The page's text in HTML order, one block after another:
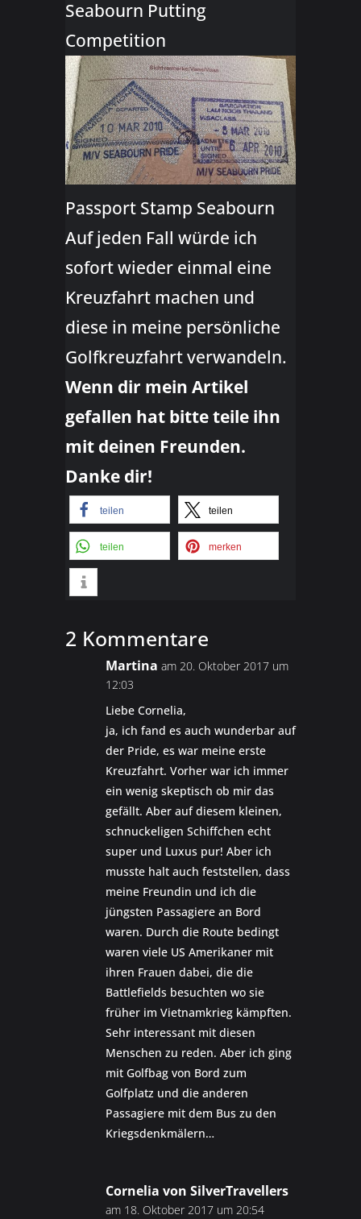
Seabourn Putting
Competition
Passport Stamp Seabourn
Auf jeden Fall würde ich
sofort wieder einmal eine
Kreuzfahrt machen und
diese in meine persönliche
Golfkreuzfahrt verwandeln.
Wenn dir mein Artikel
gefallen hat bitte teile ihn
mit deinen Freunden.
Danke dir!
teilen teilen
teilen merken
2 Kommentare
Martina am 20. Oktober 2017 um
12:03
Liebe Cornelia,
ja, ich fand es auch wunderbar auf
der Pride, es war meine erste
Kreuzfahrt. Vorher war ich immer
ein wenig skeptisch ob mir das
gefällt. Aber auf diesem kleinen,
schnuckeligen Schiffchen echt
super und Luxus pur! Aber ich
musste halt auch feststellen, dass
meine Freundin und ich die
jüngsten Passagiere an Bord
waren. Durch die Route bedingt
waren viele US Amerikaner mit
ihren Frauen dabei, die die
Battlefields besuchten wo sie
früher im Vietnamkrieg kämpften.
Sehr interessant mit diesen
Menschen zu reden. Aber ich ging
mit Golfbag von Bord zum
Golfplatz und die anderen
Passagiere mit dem Bus zu den
Kriegsdenkmälern…
Cornelia von SilverTravellers
am 18. Oktober 2017 um 20:54